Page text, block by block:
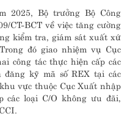
2025, Bộ trưởng Bộ Công
CT-BCT về việc tăng cường
kiểm tra, giám sát xuất xứ
đó giao nhiệm vụ Cục
công tác thực hiện cấp các
kỹ mã số REX tại các
vực thuộc Cục Xuất nhập
loại C/O không ưu đãi,